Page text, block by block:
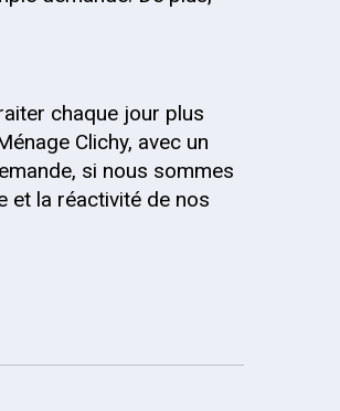
chaque jour plus
Clichy, avec un
si nous sommes
et la réactivité de nos